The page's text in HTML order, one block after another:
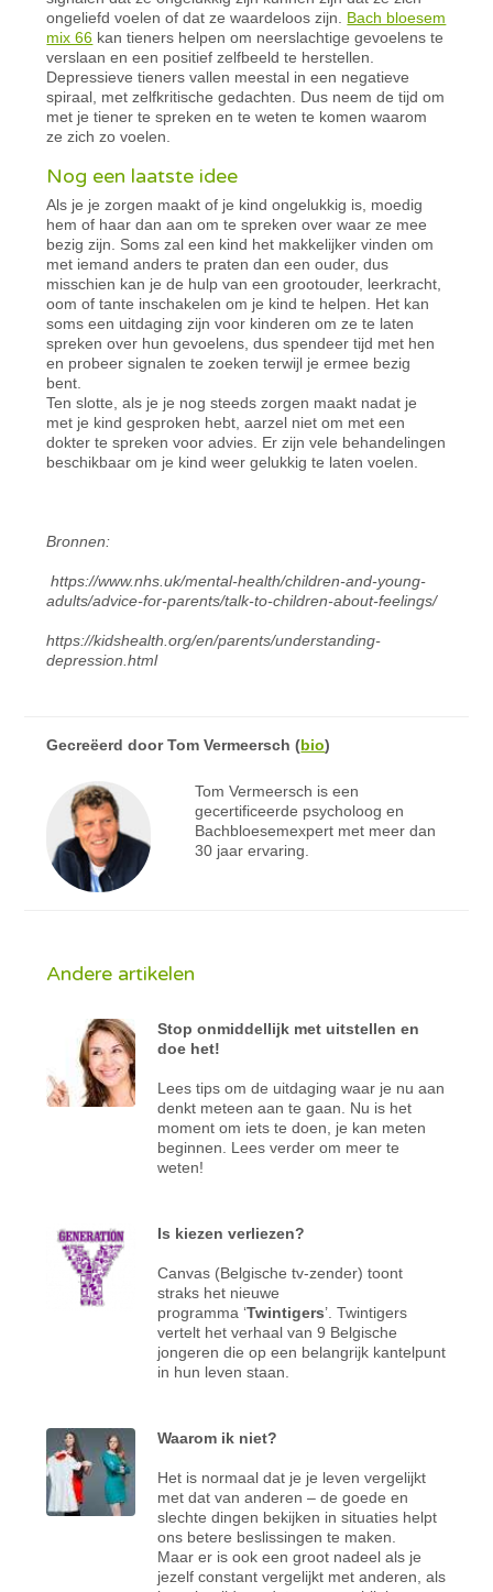
ongeliefd voelen of dat ze waardeloos zijn. Bach bloesem
mix 66 kan tieners helpen om neerslachtige gevoelens te
verslaan en een positief zelfbeeld te herstellen.
Depressieve tieners vallen meestal in een negatieve
spiraal, met zelfkritische gedachten. Dus neem de tijd om
met je tiener te spreken en te weten te komen waarom
ze zich zo voelen.
Nog een laatste idee
Als je je zorgen maakt of je kind ongelukkig is, moedig
hem of haar dan aan om te spreken over waar ze mee
bezig zijn. Soms zal een kind het makkelijker vinden om
met iemand anders te praten dan een ouder, dus
misschien kan je de hulp van een grootouder, leerkracht,
oom of tante inschakelen om je kind te helpen. Het kan
soms een uitdaging zijn voor kinderen om ze te laten
spreken over hun gevoelens, dus spendeer tijd met hen
en probeer signalen te zoeken terwijl je ermee bezig
bent.
Ten slotte, als je je nog steeds zorgen maakt nadat je
met je kind gesproken hebt, aarzel niet om met een
dokter te spreken voor advies. Er zijn vele behandelingen
beschikbaar om je kind weer gelukkig te laten voelen.
Bronnen:
https://www.nhs.uk/mental-health/children-and-young-
adults/advice-for-parents/talk-to-children-about-feelings/
https://kidshealth.org/en/parents/understanding-
depression.html
Gecreëerd doorTom Vermeersch (bio)
Tom Vermeersch is een
gecertificeerde psycholoog en
Bachbloesemexpert met meer dan
30 jaar ervaring.
Andere artikelen
Stop onmiddellijk met uitstellen en
doe het!
Lees tips om de uitdaging waar je nu aan
denkt meteen aan te gaan. Nu is het
moment om iets te doen, je kan meten
beginnen. Lees verder om meer te
weten!
Is kiezen verliezen?
Canvas (Belgische tv-zender) toont
straks het nieuwe
programma ‘Twintigers’. Twintigers
vertelt het verhaal van 9 Belgische
jongeren die op een belangrijk kantelpunt
in hun leven staan.
Waarom ik niet?
Het is normaal dat je je leven vergelijkt
met dat van anderen – de goede en
slechte dingen bekijken in situaties helpt
ons betere beslissingen te maken.
Maar er is ook een groot nadeel als je
jezelf constant vergelijkt met anderen, als